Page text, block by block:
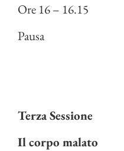
Ore 16 – 16.15
Pausa
Terza Sessione
Il corpo malato